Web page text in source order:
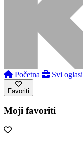
Početna Svi oglasi
Favoriti
Moji favoriti